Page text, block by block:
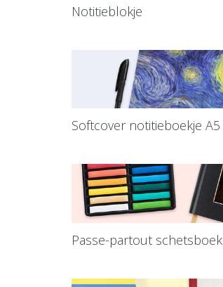
Notitieblokje
Softcover notitieboekje A5
Passe-partout schetsboek